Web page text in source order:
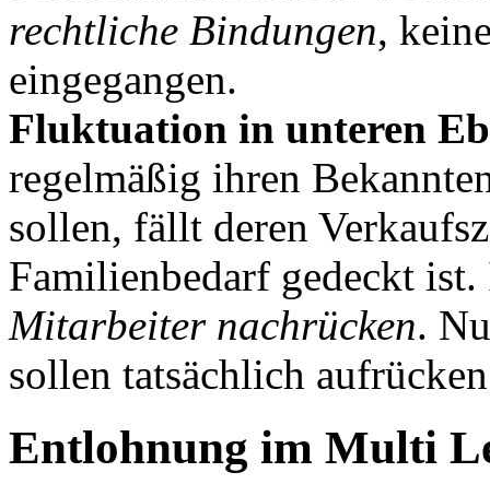
rechtliche Bindungen,
eingegangen.
Fluktuation in unteren
regelmäßig ihren
sollen, fällt deren
Familienbedarf gedeckt
Mitarbeiter nachrücken.
sollen tatsächlich
Entlohnung im Multi